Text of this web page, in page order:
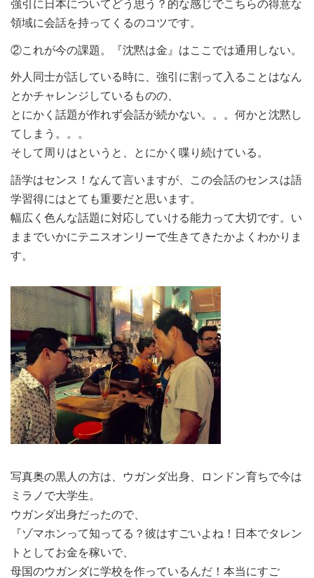
強引に日本についてどう思う？的な感じでこちらの得意な
領域に会話を持ってくるのコツです。
②これが今の課題。『沈黙は金』はここでは通用しない。
外人同士が話している時に、強引に割って入ることはなん
とかチャレンジしているものの、
とにかく話題が作れず会話が続かない。。。何かと沈黙し
てしまう。。。
そして周りはというと、とにかく喋り続けている。
語学はセンス！なんて言いますが、この会話のセンスは語
学習得にはとても重要だと思います。
幅広く色んな話題に対応していける能力って大切です。い
ままでいかにテニスオンリーで生きてきたかよくわかりま
す。
写真奥の黒人の方は、ウガンダ出身、ロンドン育ちで今は
ミラノで大学生。
ウガンダ出身だったので、
『ゾマホンって知ってる？彼はすごいよね！日本でタレン
トとしてお金を稼いで、
母国のウガンダに学校を作っているんだ！本当にすご